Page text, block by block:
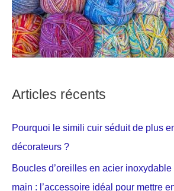
Articles récents
Pourquoi le simili cuir séduit de plus
décorateurs ?
Boucles d’oreilles en acier
main : l’accessoire idéal pour mettre